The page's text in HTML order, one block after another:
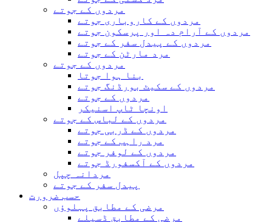
مردوں کے جوتے
مردوں کے کاروباری جوتے
مردوں کے آرام دہ اور پرسکون جوتے
مردوں کے پیدل سفر کے جوتے
مرد مارٹن کے جوتے
مردوں کے جوتے
بنا ہوا جوتا
مردوں کے سکیٹ بورڈنگ جوتے
مردوں کے جوتے
اونچا ٹاپ اسنیکر
مردوں کے لباس کے جوتے
مردوں کے ڈربی جوتے
مرد راہب کے جوتے
مردوں کے لوفر جوتے
مردوں کے آکسفورڈ جوتے
مردانہ چپل
پیدل سفر کے جوتے
حسب ضرورت
مرضی کے مطابق پہلوؤں
مرضی کے مطابق ڈسپلے